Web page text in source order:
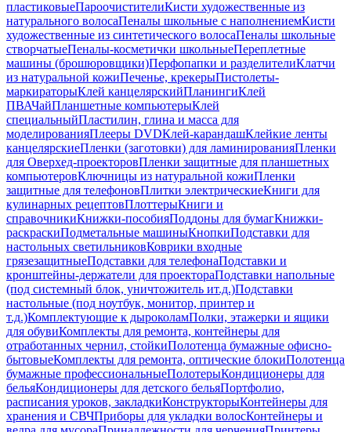
пластиковыеПароочистителиКисти художественные из
натурального волосаПеналы школьные с наполнениемКисти
художественные из синтетического волосаПеналы школьные
створчатыеПеналы-косметички школьныеПереплетные
машины (брошюровщики)Перфопапки и разделителиКлатчи
из натуральной кожиПеченье, крекерыПистолеты-
маркираторыКлей канцелярскийПланингиКлей
ПВАЧайПланшетные компьютерыКлей
специальныйПластилин, глина и масса для
моделированияПлееры DVDКлей-карандашКлейкие ленты
канцелярскиеПленки (заготовки) для ламинированияПленки
для Оверхед-проекторовПленки защитные для планшетных
компьютеровКлючницы из натуральной кожиПленки
защитные для телефоновПлитки электрическиеКниги для
кулинарных рецептовПлоттерыКниги и
справочникиКнижки-пособияПоддоны для бумагКнижки-
раскраскиПодметальные машиныКнопкиПодставки для
настольных светильниковКоврики входные
грязезащитныеПодставки для телефонаПодставки и
кронштейны-держатели для проектораПодставки напольные
(под системный блок, уничтожитель ит.д.)Подставки
настольные (под ноутбук, монитор, принтер и
т.д.)Комплектующие к дыроколамПолки, этажерки и ящики
для обувиКомплекты для ремонта, контейнеры для
отработанных чернил, стойкиПолотенца бумажные офисно-
бытовыеКомплекты для ремонта, оптические блокиПолотенца
бумажные профессиональныеПолотерыКондиционеры для
бельяКондиционеры для детского бельяПортфолио,
расписания уроков, закладкиКонструкторыКонтейнеры для
хранения и СВЧПриборы для укладки волосКонтейнеры и